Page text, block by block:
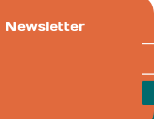
Newsletter